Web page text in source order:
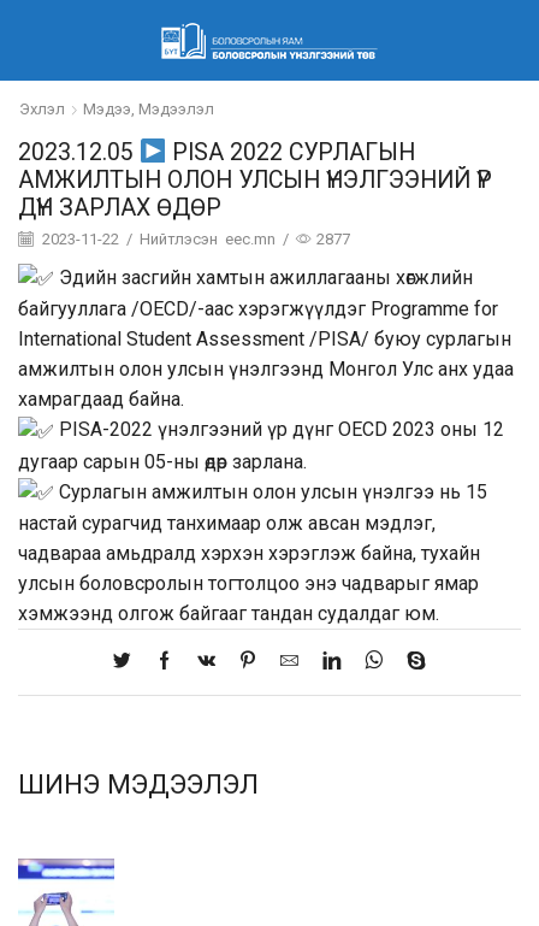
Эхлэл Мэдээ, Мэдээлэл
2023.12.05
PISA 2022 СУРЛАГЫН
АМЖИЛТЫН ОЛОН УЛСЫН ҮНЭЛГЭЭНИЙ ҮР
ДҮН ЗАРЛАХ ӨДӨР
2023-11-22 / Нийтлэсэн eec.mn / 2877
Эдийн засгийн хамтын ажиллагааны хөгжлийн
байгууллага /OECD/-аас хэрэгжүүлдэг Programme for
International Student Assessment /PISA/ буюу сурлагын
амжилтын олон улсын үнэлгээнд Монгол Улс анх удаа
хамрагдаад байна.
PISA-2022 үнэлгээний үр дүнг OECD 2023 оны 12
дугаар сарын 05-ны өдөр зарлана.
Сурлагын амжилтын олон улсын үнэлгээ нь 15
настай сурагчид танхимаар олж авсан мэдлэг,
чадвараа амьдралд хэрхэн хэрэглэж байна, тухайн
улсын боловсролын тогтолцоо энэ чадварыг ямар
хэмжээнд олгож байгааг тандан судалдаг юм.
ШИНЭ МЭДЭЭЛЭЛ